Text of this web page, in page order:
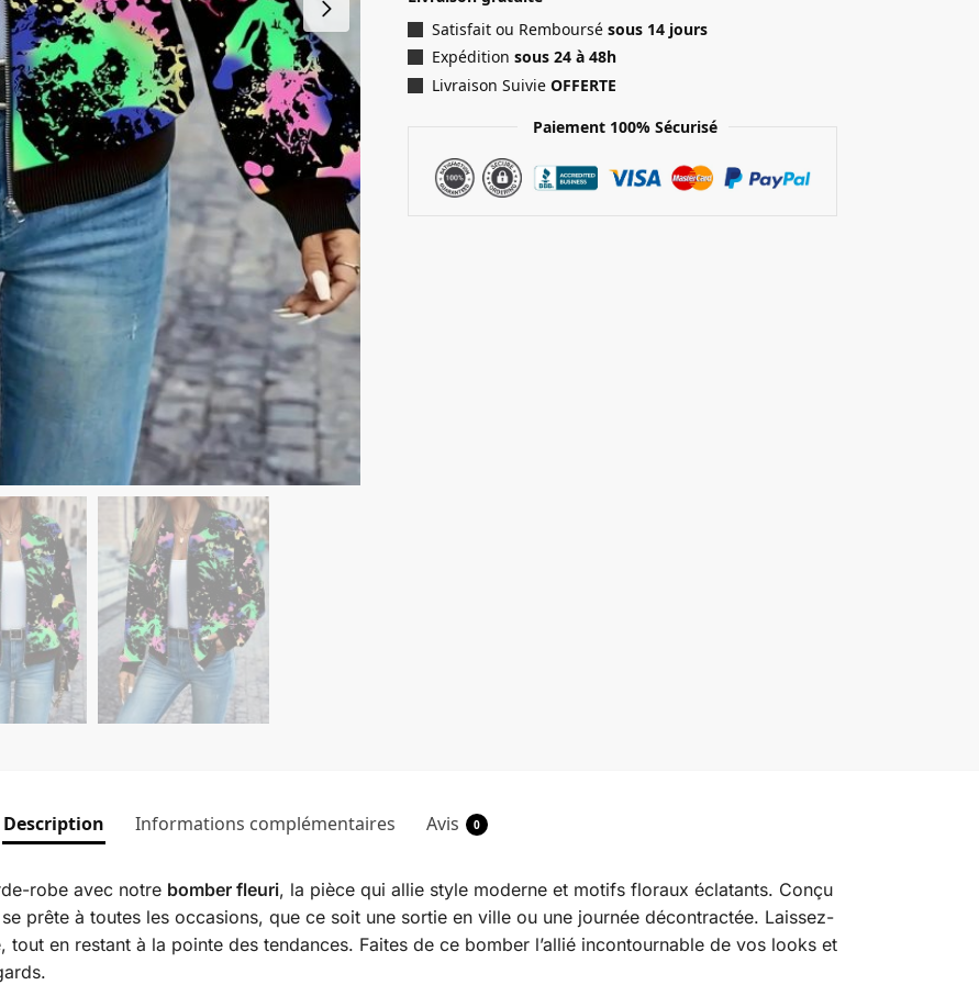
Satisfait ou Remboursésous 14 jours
Expédition sous 24 à 48h
Livraison SuivieOFFERTE
Paiement 100% Sécurisé
Description Informations complémentaires Avis 0
robe avec notre bomber fleuri, la pièce qui allie style moderne et motifs floraux éclatants. Conçu
prête à toutes les occasions, que ce soit une sortie en ville ou une journée décontractée. Laissez-
en restant à la pointe des tendances. Faites de ce bomber l’allié incontournable de vos looks et